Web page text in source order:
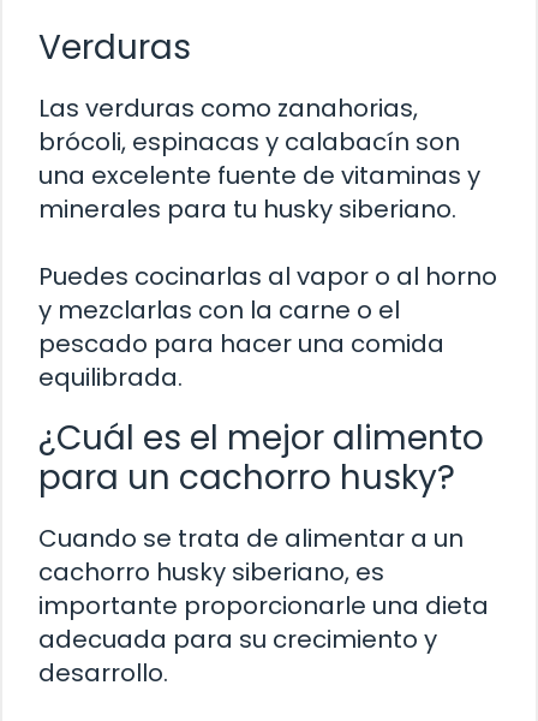
Verduras
Las verduras como zanahorias,
brócoli, espinacas y calabacín son
una excelente fuente de vitaminas y
minerales para tu husky siberiano.
Puedes cocinarlas al vapor o al horno
y mezclarlas con la carne o el
pescado para hacer una comida
equilibrada.
¿Cuál es el mejor alimento
para un cachorro husky?
Cuando se trata de alimentar a un
cachorro husky siberiano, es
importante proporcionarle una dieta
adecuada para su crecimiento y
desarrollo.